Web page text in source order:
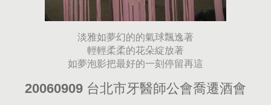
淡雅如夢幻的的氣球飄逸著
輕輕柔柔的花朵綻放著
如夢泡影把最好的一刻停留再這
20060909 台北市牙醫師公會喬遷酒會